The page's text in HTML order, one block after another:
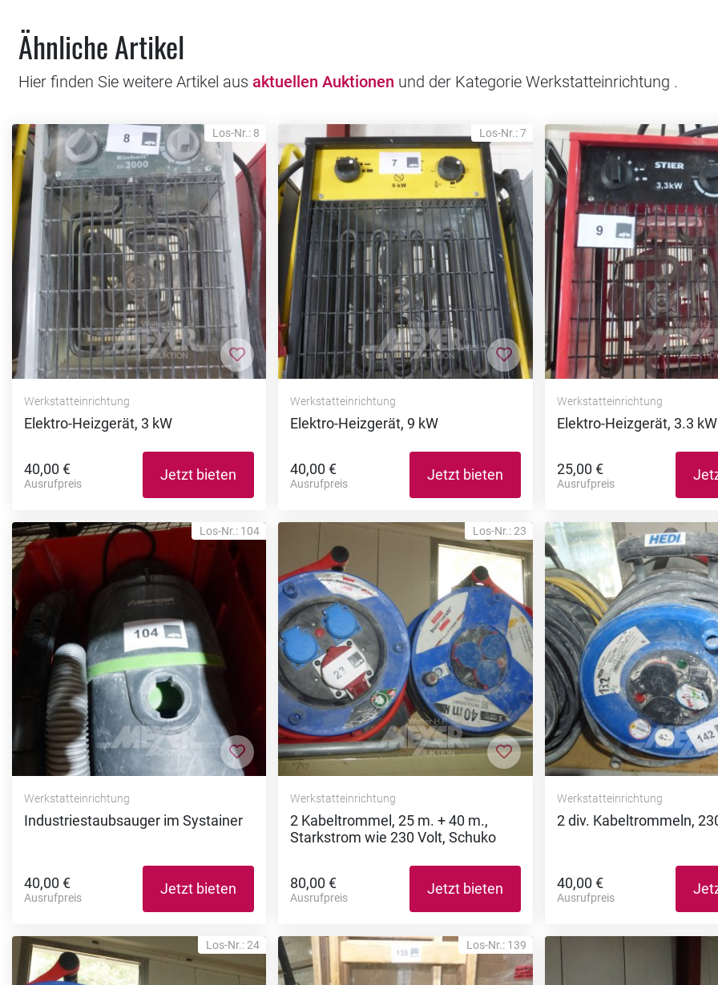
Ähnliche Artikel
Hier finden Sie weitere Artikel aus aktuellen Auktionen und der Kategorie Werkstatteinrichtung .
Los-Nr.: 8
Zur Merkliste hinzufügen
Werkstatteinrichtung
Elektro-Heizgerät, 3 kW
40,00 €
Ausrufpreis
Jetzt bieten
Los-Nr.: 7
Zur Merkliste hinzufügen
Werkstatteinrichtung
Elektro-Heizgerät, 9 kW
40,00 €
Ausrufpreis
Jetzt bieten
Werkstatteinrichtung
Elektro-Heizgerät, 3.3 kW
25,00 €
Ausrufpreis
Los-Nr.: 104
Zur Merkliste hinzufügen
Werkstatteinrichtung
Industriestaubsauger im Systainer
40,00 €
Ausrufpreis
Jetzt bieten
Los-Nr.: 23
Zur Merkliste hinzufügen
Werkstatteinrichtung
2 Kabeltrommel, 25 m. + 40 m.,
Starkstrom wie 230 Volt, Schuko
80,00 €
Ausrufpreis
Jetzt bieten
Werkstatteinrichtung
2 div. Kabeltrommeln,
40,00 €
Ausrufpreis
Los-Nr.: 24 Los-Nr.: 139